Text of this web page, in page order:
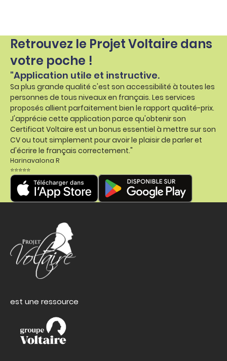
Retrouvez le Projet Voltaire dans
votre poche !
"Application utile et instructive.
Sa plus grande qualité c'est son accessibilité à toutes les
personnes de tous niveaux en français. Les services
proposés allient parfaitement bien le rapport qualité-prix.
J'apprécie cette application parce qu'obtenir son
Certificat Voltaire est un bonus essentiel à mettre sur son
CV ou tout simplement pour avoir le plaisir de parler et
d'écrire le français correctement."
Harinavalona R
⭐⭐⭐⭐⭐
est une ressource